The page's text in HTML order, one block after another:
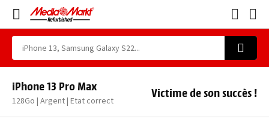
iPhone 13 Pro Max
128Go | Argent | Etat correct
Victime de son succès !